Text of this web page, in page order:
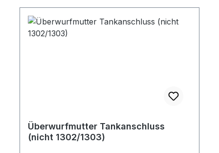
Überwurfmutter Tankanschluss
(nicht 1302/1303)